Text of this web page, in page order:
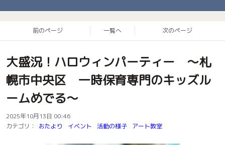
前のページ 一覧へ 次のページ
大盛況！ハロウィンパーティー 〜札
幌市中央区 一時保育専門のキッズル
ームめでる〜
2025年10月13日 00:46
カテゴリ：
おたより イベント 活動の様子 アート教室